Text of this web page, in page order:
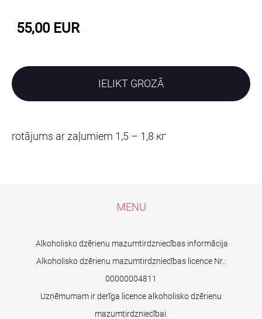
55,00 EUR
IELIKT GROZĀ
rotājums ar zaļumiem 1,5 – 1,8 кг
MENU
Alkoholisko dzērienu mazumtirdzniecības informācija
Alkoholisko dzērienu mazumtirdzniecības licence Nr.:
00000004811
Uzņēmumam ir derīga licence alkoholisko dzērienu
mazumtirdzniecībai.